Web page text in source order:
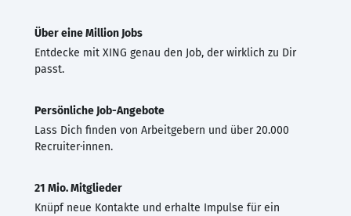
Über eine Million Jobs
Entdecke mit XING genau den Job, der wirklich zu Dir
passt.
Persönliche Job-Angebote
Lass Dich finden von Arbeitgebern und über 20.000
Recruiter·innen.
21 Mio. Mitglieder
Knüpf neue Kontakte und erhalte Impulse für ein